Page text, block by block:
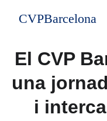
CVPBarcelona
El CVP
una
i